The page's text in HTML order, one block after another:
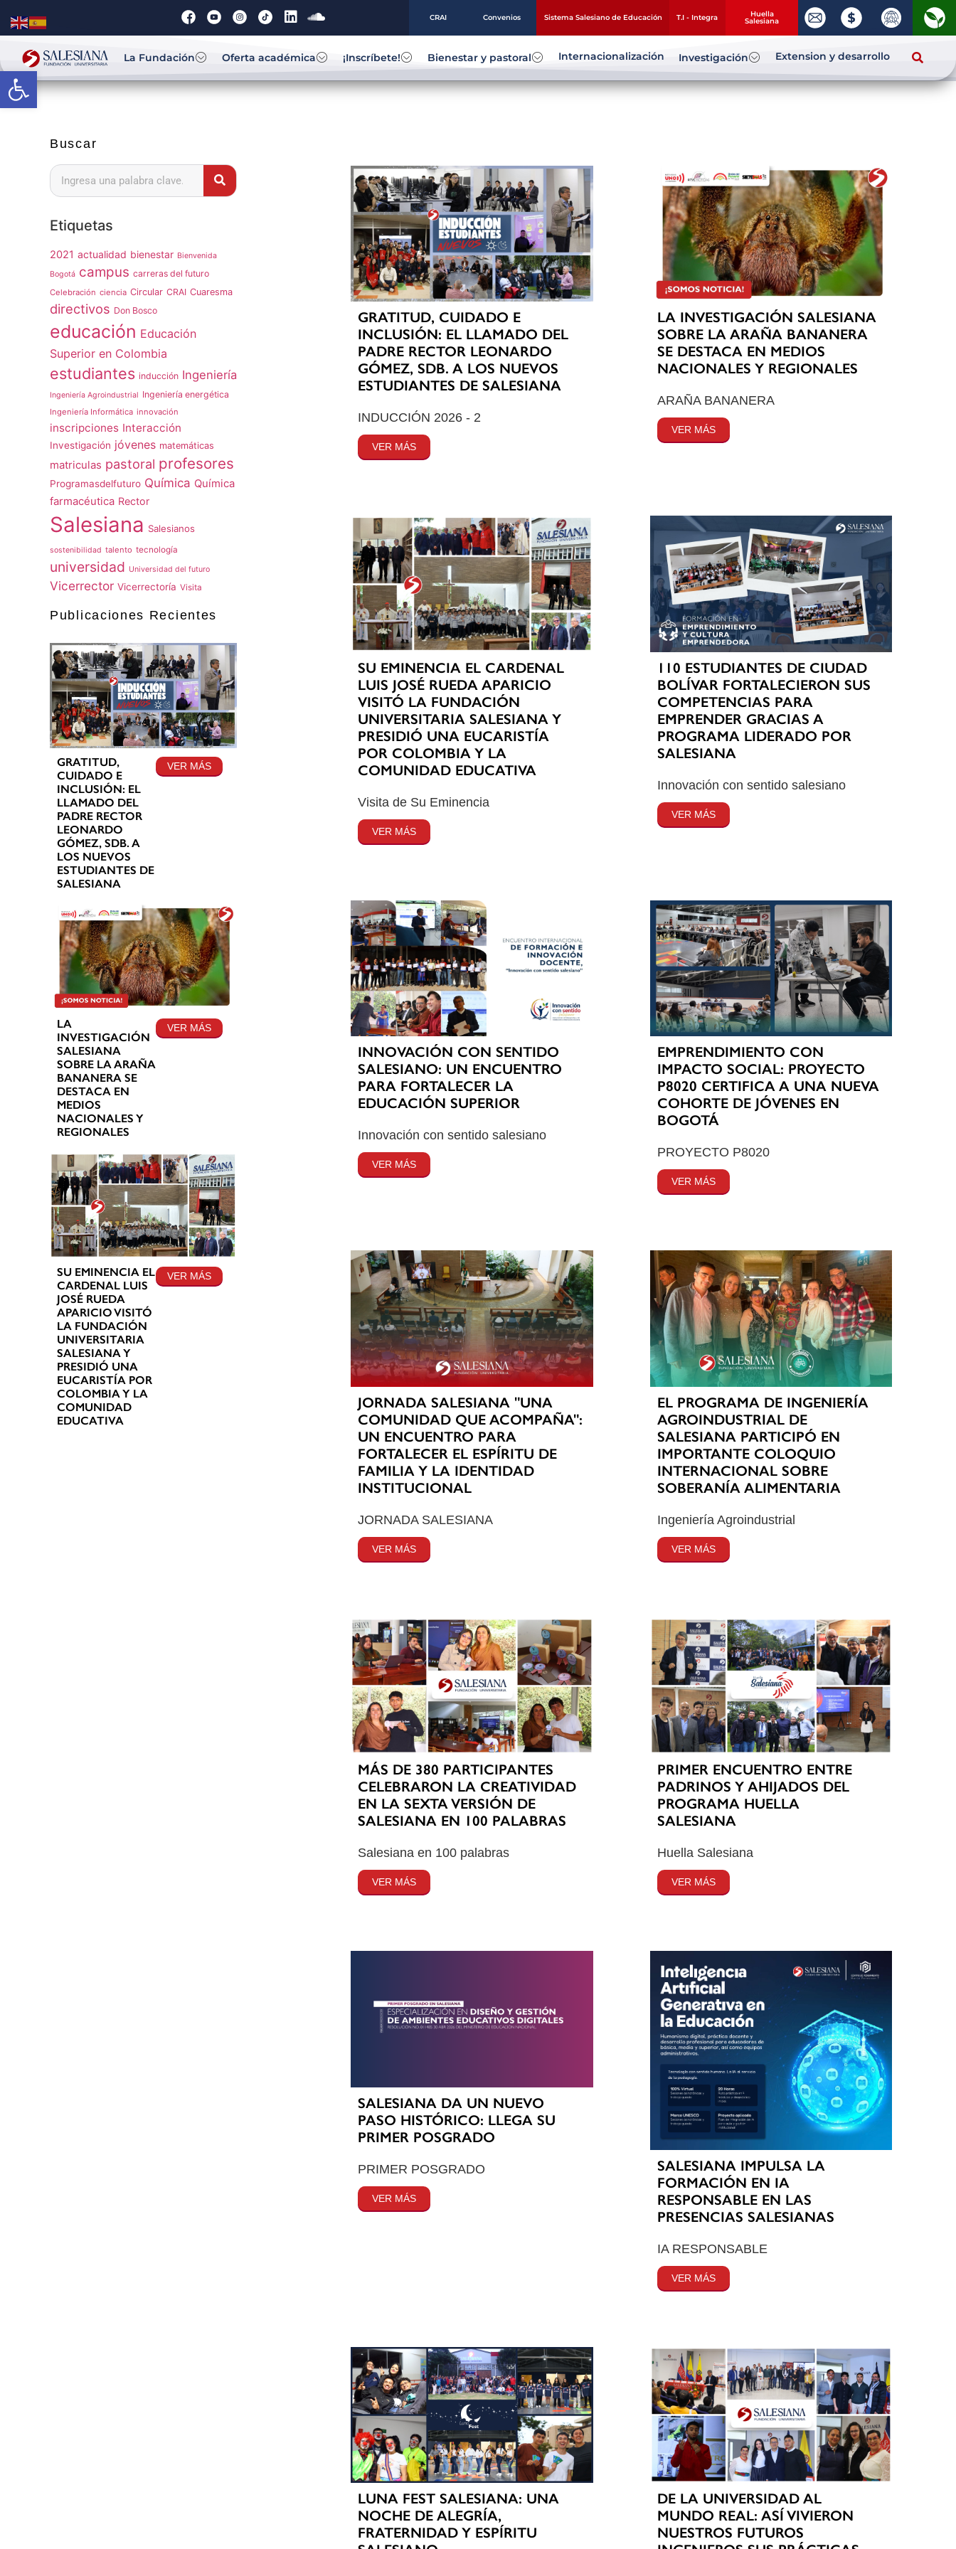
Abrir barra de herramientas
CRAI Convenios Sistema Salesiano de Educación T.I - Integra Huella
Salesiana
La Fundación Oferta académica ¡Inscríbete! Bienestar y pastoral Internacionalización Investigación Extension y desarrollo
Buscar
Etiquetas
2021 actualidad bienestar Bienvenida
Bogotá campus carreras del futuro
Celebración ciencia Circular CRAI Cuaresma
directivos Don Bosco
educación Educación
Superior en Colombia
estudiantes inducción Ingeniería
Ingeniería Agroindustrial Ingeniería energética
Ingeniería Informática innovación
inscripciones Interacción
Investigación jóvenes matemáticas
matriculas pastoral profesores
Programasdelfuturo Química Química
farmacéutica Rector
Salesiana Salesianos
sostenibilidad talento tecnología
universidad Universidad del futuro
Vicerrector Vicerrectoría Visita
Publicaciones Recientes
GRATITUD,
CUIDADO E
INCLUSIÓN: EL
LLAMADO DEL
PADRE RECTOR
LEONARDO
GÓMEZ, SDB. A
LOS NUEVOS
ESTUDIANTES DE
SALESIANA
VER MÁS
LA
INVESTIGACIÓN
SALESIANA
SOBRE LA ARAÑA
BANANERA SE
DESTACA EN
MEDIOS
NACIONALES Y
REGIONALES
VER MÁS
SU EMINENCIA EL
CARDENAL LUIS
JOSÉ RUEDA
APARICIO VISITÓ
LA FUNDACIÓN
UNIVERSITARIA
SALESIANA Y
PRESIDIÓ UNA
EUCARISTÍA POR
COLOMBIA Y LA
COMUNIDAD
EDUCATIVA
VER MÁS
GRATITUD, CUIDADO E
INCLUSIÓN: EL LLAMADO DEL
PADRE RECTOR LEONARDO
GÓMEZ, SDB. A LOS NUEVOS
ESTUDIANTES DE SALESIANA
INDUCCIÓN 2026 - 2
VER MÁS
LA INVESTIGACIÓN SALESIANA
SOBRE LA ARAÑA BANANERA
SE DESTACA EN MEDIOS
NACIONALES Y REGIONALES
ARAÑA BANANERA
VER MÁS
SU EMINENCIA EL CARDENAL
LUIS JOSÉ RUEDA APARICIO
VISITÓ LA FUNDACIÓN
UNIVERSITARIA SALESIANA Y
PRESIDIÓ UNA EUCARISTÍA
POR COLOMBIA Y LA
COMUNIDAD EDUCATIVA
Visita de Su Eminencia
VER MÁS
110 ESTUDIANTES DE CIUDAD
BOLÍVAR FORTALECIERON SUS
COMPETENCIAS PARA
EMPRENDER GRACIAS A
PROGRAMA LIDERADO POR
SALESIANA
Innovación con sentido salesiano
VER MÁS
INNOVACIÓN CON SENTIDO
SALESIANO: UN ENCUENTRO
PARA FORTALECER LA
EDUCACIÓN SUPERIOR
Innovación con sentido salesiano
VER MÁS
EMPRENDIMIENTO CON
IMPACTO SOCIAL: PROYECTO
P8020 CERTIFICA A UNA NUEVA
COHORTE DE JÓVENES EN
BOGOTÁ
PROYECTO P8020
VER MÁS
JORNADA SALESIANA "UNA
COMUNIDAD QUE ACOMPAÑA":
UN ENCUENTRO PARA
FORTALECER EL ESPÍRITU DE
FAMILIA Y LA IDENTIDAD
INSTITUCIONAL
JORNADA SALESIANA
VER MÁS
EL PROGRAMA DE INGENIERÍA
AGROINDUSTRIAL DE
SALESIANA PARTICIPÓ EN
IMPORTANTE COLOQUIO
INTERNACIONAL SOBRE
SOBERANÍA ALIMENTARIA
Ingeniería Agroindustrial
VER MÁS
MÁS DE 380 PARTICIPANTES
CELEBRARON LA CREATIVIDAD
EN LA SEXTA VERSIÓN DE
SALESIANA EN 100 PALABRAS
Salesiana en 100 palabras
VER MÁS
PRIMER ENCUENTRO ENTRE
PADRINOS Y AHIJADOS DEL
PROGRAMA HUELLA
SALESIANA
Huella Salesiana
VER MÁS
SALESIANA DA UN NUEVO
PASO HISTÓRICO: LLEGA SU
PRIMER POSGRADO
PRIMER POSGRADO
VER MÁS
SALESIANA IMPULSA LA
FORMACIÓN EN IA
RESPONSABLE EN LAS
PRESENCIAS SALESIANAS
IA RESPONSABLE
VER MÁS
LUNA FEST SALESIANA: UNA
NOCHE DE ALEGRÍA,
FRATERNIDAD Y ESPÍRITU
DE LA UNIVERSIDAD AL
MUNDO REAL: ASÍ VIVIERON
NUESTROS FUTUROS